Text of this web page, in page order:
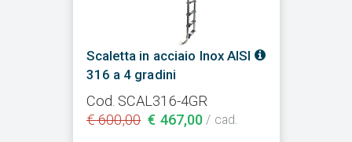
Scaletta in acciaio Inox AISI
316 a 4 gradini
Cod. SCAL316-4GR
€ 600,00 € 467,00 / cad.